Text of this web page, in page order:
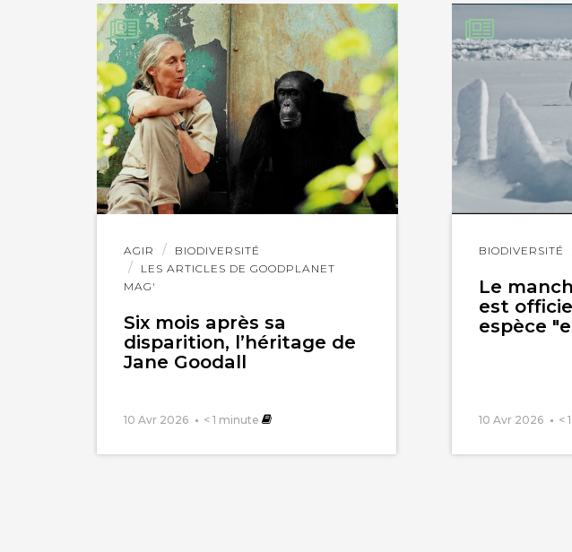
IMPRIMER
AGIR
BIODIVERSITÉ
LES ARTICLES DE GOODPLANET
MAG'
Six mois après sa
disparition, l’héritage de
Jane Goodall
10 Avr 2026 < 1 minute
Lire
l'article
BIODIVERSITÉ
Le
est
espèce
10 Avr 2026 < 1
Lire